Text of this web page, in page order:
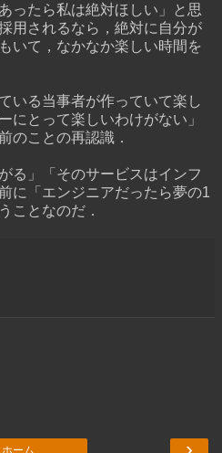
ったら私は絶対ほしい」と思
用されるなら，絶対に自分が
いて，なかなか楽しい時間を
いる当事者が作っていて楽し
にとって楽しいわけがない」
のことの再認識．
る」「そのサービスはインフ
に「エンジニアだったら夢の1
ことなのだ．
ホーム